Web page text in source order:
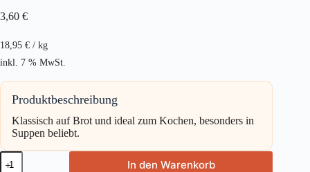
3,60 €
18,95 € / kg
inkl. 7 % MwSt.
Produktbeschreibung
Klassisch auf Brot und ideal zum Kochen, besonders in
Suppen beliebt.
Milkana
Frische
In den Warenkorb